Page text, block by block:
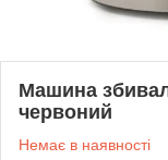
Машина
червоний
Немає в наявності